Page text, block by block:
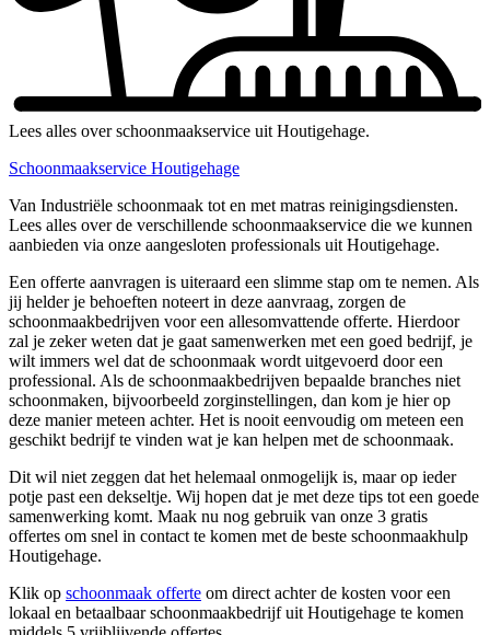
Lees alles over schoonmaakservice uit Houtigehage.
Schoonmaakservice Houtigehage
Van Industriële schoonmaak tot en met matras reinigingsdiensten.
Lees alles over de verschillende schoonmaakservice die we kunnen
aanbieden via onze aangesloten professionals uit Houtigehage.
Een offerte aanvragen is uiteraard een slimme stap om te nemen. Als
jij helder je behoeften noteert in deze aanvraag, zorgen de
schoonmaakbedrijven voor een allesomvattende offerte. Hierdoor
zal je zeker weten dat je gaat samenwerken met een goed bedrijf, je
wilt immers wel dat de schoonmaak wordt uitgevoerd door een
professional. Als de schoonmaakbedrijven bepaalde branches niet
schoonmaken, bijvoorbeeld zorginstellingen, dan kom je hier op
deze manier meteen achter. Het is nooit eenvoudig om meteen een
geschikt bedrijf te vinden wat je kan helpen met de schoonmaak.
Dit wil niet zeggen dat het helemaal onmogelijk is, maar op ieder
potje past een dekseltje. Wij hopen dat je met deze tips tot een goede
samenwerking komt. Maak nu nog gebruik van onze 3 gratis
offertes om snel in contact te komen met de beste schoonmaakhulp
Houtigehage.
Klik op schoonmaak offerte om direct achter de kosten voor een
lokaal en betaalbaar schoonmaakbedrijf uit Houtigehage te komen